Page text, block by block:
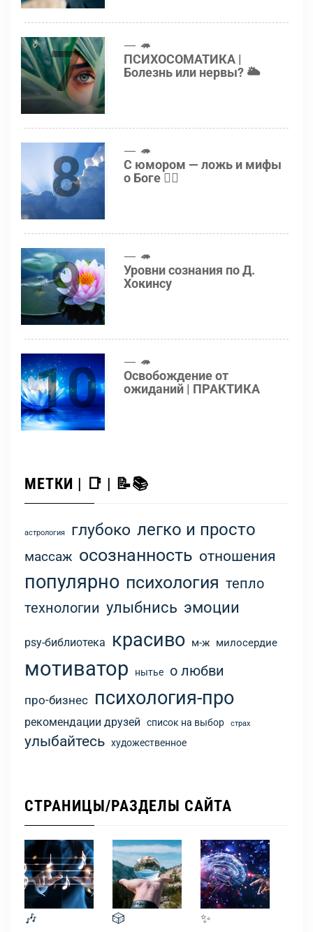
7 🦔
ПСИХОСОМАТИКА |
Болезнь или нервы? 🌥
8 🦔
С юмором — ложь и мифы
о Боге 👍🏻
9 🦔
Уровни сознания по Д.
Хокинсу
10 🦔
Освобождение от
ожиданий | ПРАКТИКА
МЕТКИ | 📑 | 📝📚
астрология глубоко легко и просто
массаж осознанность отношения
популярно психология тепло
технологии улыбнись эмоции
psy-библиотека красиво м-ж милосердие
мотиватор нытье о любви
про-бизнес психология-про
рекомендации друзей список на выбор страх
улыбайтесь художественное
СТРАНИЦЫ/РАЗДЕЛЫ САЙТА
🎶
🎲
✨